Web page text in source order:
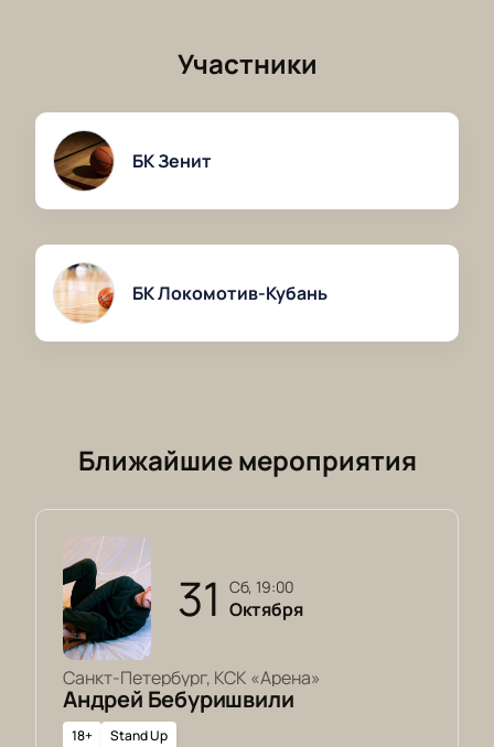
Участники
БК Зенит
БК Локомотив-Кубань
Ближайшие мероприятия
31 сб, 19:00
Октября
Санкт-Петербург, КСК «Арена»
Андрей Бебуришвили
18+ Stand Up